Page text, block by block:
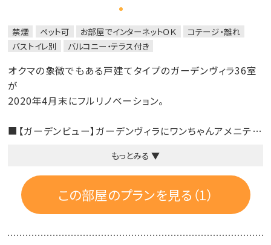
【予防接種証明書のコピー】※狂犬病と5種類以上の混
合ワクチン
■ワンちゃん用のお食事
無添加・無着色・調味料不使用のワンちゃん用のお食事も
ご用意しております。
「琉球元豚あぐー肉のロースト」「やんばる鶏むね肉のロー
スト」等。
※ワンちゃん用のお食事は必ず事前にご予約が必要となり
※お食事内容の詳細につきましては、オクマホームページ
よりご確認頂けます。
禁煙 ペット可 お部屋でインターネットＯＫ
コテージ・離れ
バストイレ別
バルコニー・テラス付き
オクマの象徴でもある戸建てタイプのガーデンヴィラ36室
が
2020年4月末にフルリノベーション。
■【ガーデンビュー】ガーデンヴィラにワンちゃんアメニティ
広々とした【ドックラン】を併設。
※設備・備品・ルームアメニティーはガーデンヴィラと同様
■ワンちゃん専用アメニティ
用タオル、ワンちゃん用シャンプー
もっとみる ▼
この部屋のプランを見る（1）